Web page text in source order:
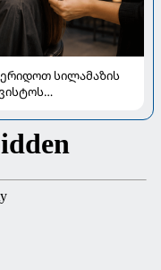
სილამაზის